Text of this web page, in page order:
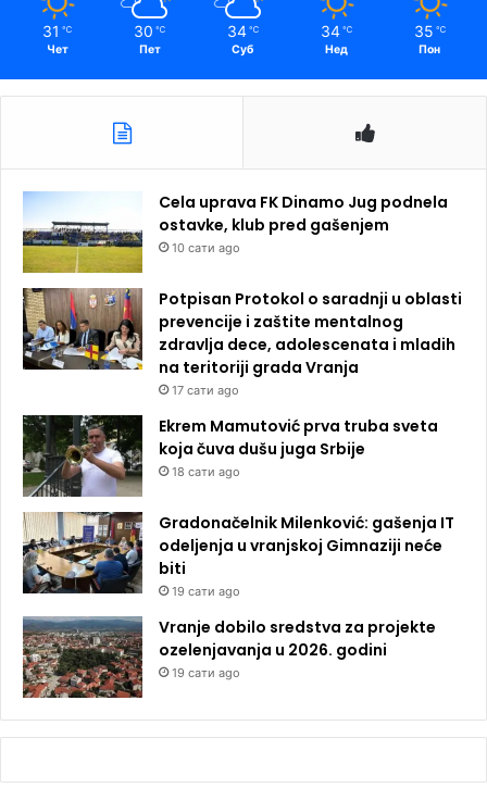
31 ℃
Чет
30 ℃
Пет
34 ℃
Суб
34 ℃
Нед
35 ℃
Пон
Cela uprava FK Dinamo Jug podnela
ostavke, klub pred gašenjem
10 сати ago
Potpisan Protokol o saradnji u oblasti
prevencije i zaštite mentalnog
zdravlja dece, adolescenata i mladih
na teritoriji grada Vranja
17 сати ago
Ekrem Mamutović prva truba sveta
koja čuva dušu juga Srbije
18 сати ago
Gradonačelnik Milenković: gašenja IT
odeljenja u vranjskoj Gimnaziji neće
biti
19 сати ago
Vranje dobilo sredstva za projekte
ozelenjavanja u 2026. godini
19 сати ago